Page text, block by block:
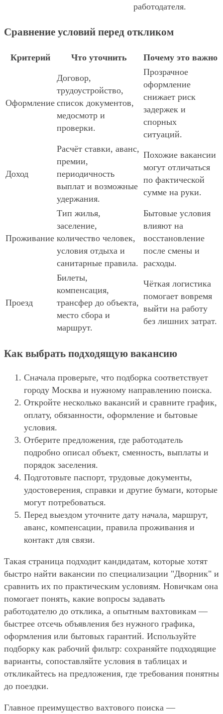
работодателя.
Сравнение условий перед откликом
Критерий Что уточнить Почему это важно
Оформление
Договор,
трудоустройство,
список документов,
медосмотр и
проверки.
Прозрачное
оформление
снижает риск
задержек и
спорных
ситуаций.
Доход
Расчёт ставки, аванс,
премии,
периодичность
выплат и возможные
удержания.
Похожие вакансии
могут отличаться
по фактической
сумме на руки.
Проживание
Тип жилья,
заселение,
количество человек,
условия отдыха и
санитарные правила.
Бытовые условия
влияют на
восстановление
после смены и
расходы.
Проезд
Билеты,
компенсация,
трансфер до объекта,
место сбора и
маршрут.
Чёткая логистика
помогает вовремя
выйти на работу
без лишних затрат.
Как выбрать подходящую вакансию
Сначала проверьте, что подборка соответствует
городу Москва и нужному направлению поиска.
Откройте несколько вакансий и сравните график,
оплату, обязанности, оформление и бытовые
условия.
Отберите предложения, где работодатель
подробно описал объект, сменность, выплаты и
порядок заселения.
Подготовьте паспорт, трудовые документы,
удостоверения, справки и другие бумаги, которые
могут потребоваться.
Перед выездом уточните дату начала, маршрут,
аванс, компенсации, правила проживания и
контакт для связи.
Такая страница подходит кандидатам, которые хотят
быстро найти вакансии по специализации "Дворник" и
сравнить их по практическим условиям. Новичкам она
помогает понять, какие вопросы задавать
работодателю до отклика, а опытным вахтовикам —
быстрее отсечь объявления без нужного графика,
оформления или бытовых гарантий. Используйте
подборку как рабочий фильтр: сохраняйте подходящие
варианты, сопоставляйте условия в таблицах и
откликайтесь на предложения, где требования понятны
до поездки.
Главное преимущество вахтового поиска —